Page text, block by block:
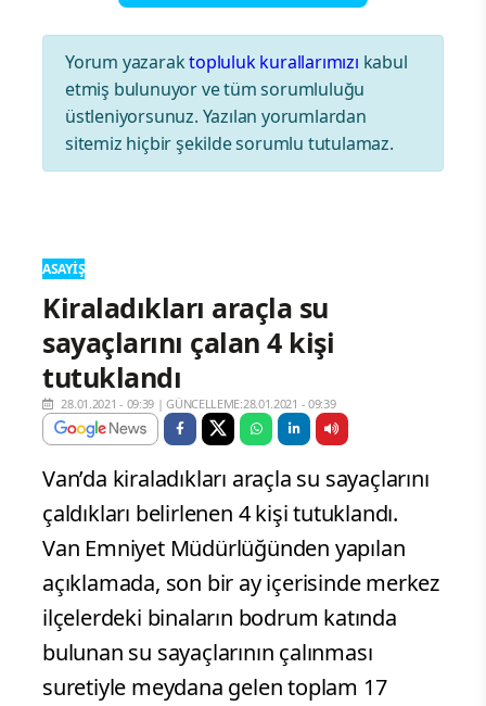
Yorum yazaraktopluluk kurallarımızı kabul
etmiş bulunuyor ve tüm sorumluluğu
üstleniyorsunuz. Yazılan yorumlardan
sitemiz hiçbir şekilde sorumlu tutulamaz.
ASAYIŞ
Kiraladıkları araçla su
sayaçlarını çalan 4 kişi
tutuklandı
28.01.2021 - 09:39 |GÜNCELLEME:28.01.2021 - 09:39
Van’da kiraladıkları araçla su sayaçlarını
çaldıkları belirlenen 4 kişi tutuklandı.
Van Emniyet Müdürlüğünden yapılan
açıklamada, son bir ay içerisinde merkez
ilçelerdeki binaların bodrum katında
bulunan su sayaçlarının çalınması
suretiyle meydana gelen toplam 17